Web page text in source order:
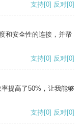
支持[0] 反对[0]
和安全性的连接，并帮
支持[0] 反对[0]
提高了50%，让我能够
支持[0] 反对[0]